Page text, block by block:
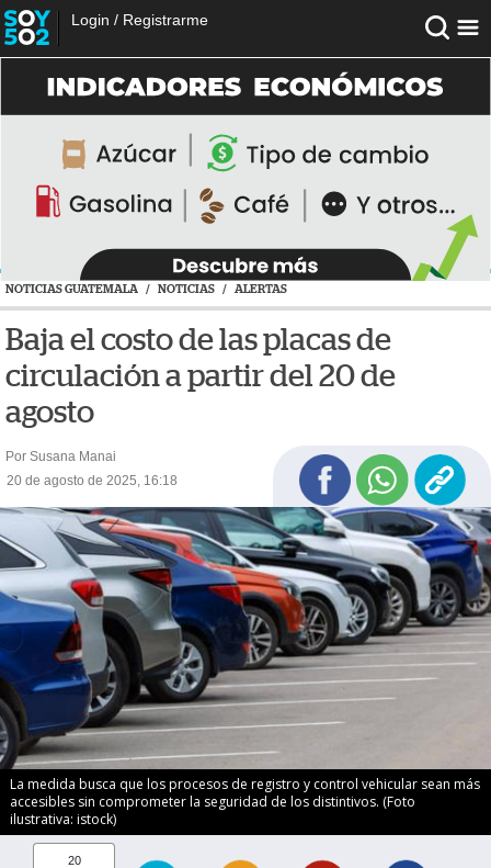
Login / Registrarme
NOTICIAS GUATEMALA / NOTICIAS / ALERTAS
Baja el costo de las placas de
circulación a partir del 20 de
agosto
Por Susana Manai
20 de agosto de 2025, 16:18
La medida busca que los procesos de registro y control vehicular sean más
accesibles sin comprometer la seguridad de los distintivos. (Foto
ilustrativa: istock)
20